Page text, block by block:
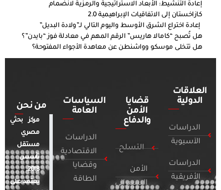
إعادة التنشيط: الأبعاد الاستراتيجية والرمزية لانضمام
كازاخستان إلى الاتفاقيات الإبراهيمية 2.0
إعادة اختراع الشرق الأوسط واليوم التالي لـ”ولادة البديل”
هل تُصبح “كامالا هاريس” الرقم المهم في معادلة فوز “بايدن”؟
هل تتخلى موسكو وواشنطن عن معاهدة الأجواء المفتوحة؟
العلاقات
الدولية
الدراسات
الآسيوية
الدراسات
الأفريقية
قضايا
الأمن
والدفاع
التسلح
الأمن
السيبراني
السياسات
العامة
الدراسات
الاقتصادية
وقضايا
الطاقة
من نحن
مركز بحثي
مصري
مستقل
تأسس
2018.
يعتمد على